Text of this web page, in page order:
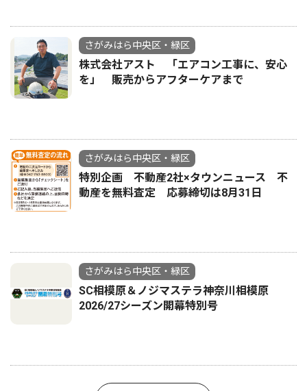
さがみはら中央区・緑区
株式会社アスト 「エアコン工事に、安心
を」 販売からアフターケアまで
さがみはら中央区・緑区
特別企画 不動産2社×タウンニュース 不
動産を無料査定 応募締切は8月31日
さがみはら中央区・緑区
SC相模原＆ノジマステラ神奈川相模原
2026/27シーズン開幕特別号